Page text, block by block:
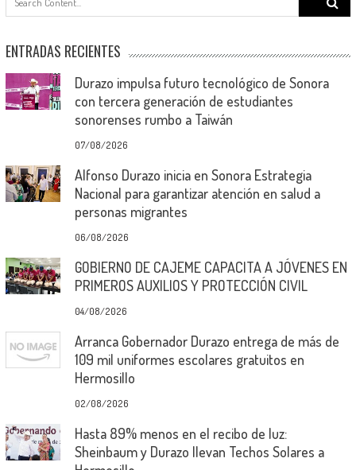
for:
ENTRADAS RECIENTES
Durazo impulsa futuro tecnológico de Sonora
con tercera generación de estudiantes
sonorenses rumbo a Taiwán
07/08/2026
Alfonso Durazo inicia en Sonora Estrategia
Nacional para garantizar atención en salud a
personas migrantes
06/08/2026
GOBIERNO DE CAJEME CAPACITA A JÓVENES EN
PRIMEROS AUXILIOS Y PROTECCIÓN CIVIL
04/08/2026
Arranca Gobernador Durazo entrega de más de
109 mil uniformes escolares gratuitos en
Hermosillo
02/08/2026
Hasta 89% menos en el recibo de luz:
Sheinbaum y Durazo llevan Techos Solares a